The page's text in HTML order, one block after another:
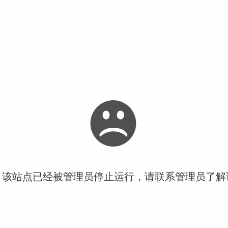
站点已经被管理员停止运行，请联系管理员了